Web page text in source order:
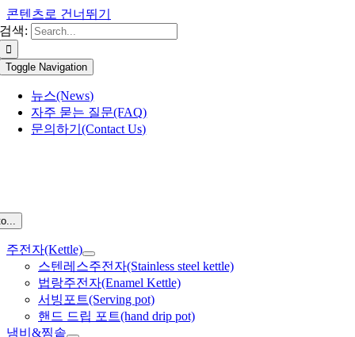
콘텐츠로 건너뛰기
검색:
Toggle Navigation
뉴스(News)
자주 묻는 질문(FAQ)
문의하기(Contact Us)
주전자(Kettle)
스텐레스주전자(Stainless steel kettle)
법랑주전자(Enamel Kettle)
서빙포트(Serving pot)
핸드 드립 포트(hand drip pot)
냄비&찜솥